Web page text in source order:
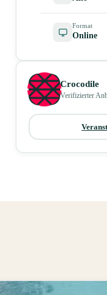
Format
Online
Crocodile
Verifizierter